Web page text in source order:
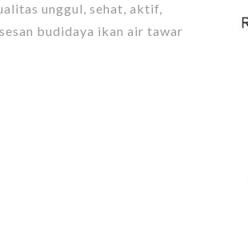
unggul, sehat, aktif,
budidaya ikan air tawar